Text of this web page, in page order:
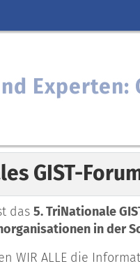
Experten:
GIST-
das 5. TriNationale
in der
WIR ALLE die